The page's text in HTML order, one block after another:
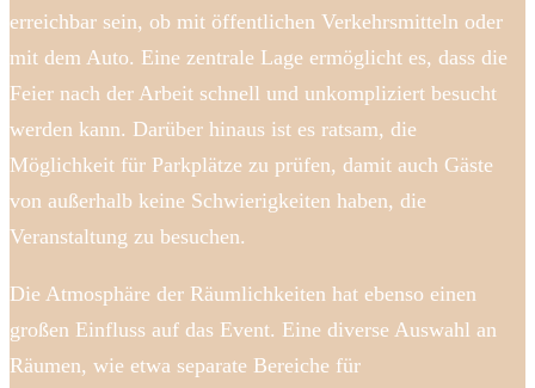
erreichbar sein, ob mit öffentlichen Verkehrsmitteln oder
mit dem Auto. Eine zentrale Lage ermöglicht es, dass die
Feier nach der Arbeit schnell und unkompliziert besucht
werden kann. Darüber hinaus ist es ratsam, die
Möglichkeit für Parkplätze zu prüfen, damit auch Gäste
von außerhalb keine Schwierigkeiten haben, die
Veranstaltung zu besuchen.
Die Atmosphäre der Räumlichkeiten hat ebenso einen
großen Einfluss auf das Event. Eine diverse Auswahl an
Räumen, wie etwa separate Bereiche für